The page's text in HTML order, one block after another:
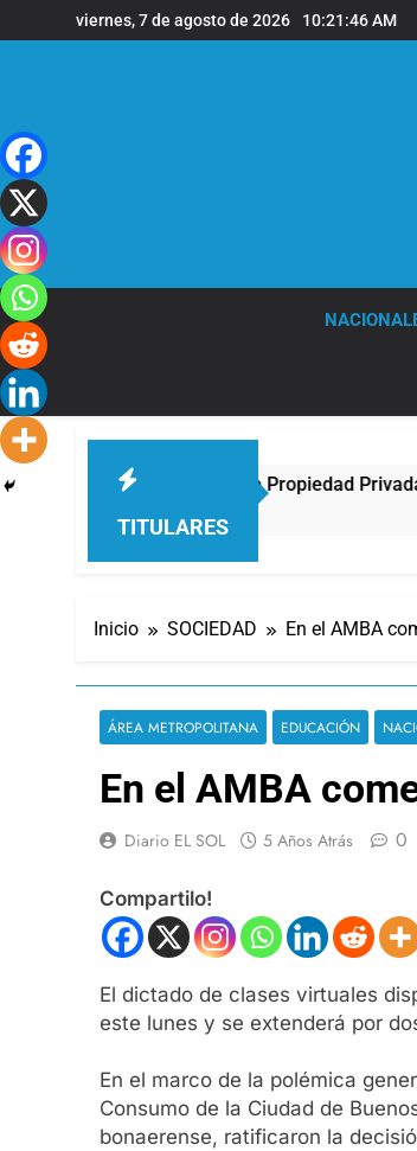
al
viernes, 7 de agosto de 2026 10:21:47 AM
TITULARES
contra la Ley de Propiedad Privada:
Inicio SOCIEDAD En el AMBA
ÁREA METROPOLITANA EDUCACIÓN
En el AMBA
Diario EL SOL 5 Años Atrás 0
Compartilo!
El dictado de clases virtuales
este lunes y se extenderá por
En el marco de la polémica
Consumo de la Ciudad de
bonaerense, ratificaron la